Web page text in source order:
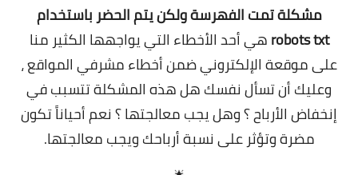
مشكلة تمت الفهرسة ولكن يتم الحضر باستخدام
robots txtهي أحد الأخطاء التي يواجهها الكثير منا
على موقعة الإلكتروني ضمن أخطاء مشرفي المواقع ،
وعليك أن تسأل نفسك هل هذه المشكلة تتسبب في
إنخفاض الأرباح ؟ وهل يجب معالجتها ؟ نعم أحياناً تكون
مضرة وتؤثر على نسبة أرباحك ويجب معالجتها.